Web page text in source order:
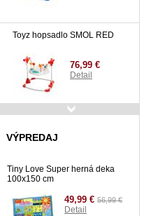
Toyz hopsadlo SMOL RED
76,99 €
Detail
pre starostlivosť dieťaťa
Detail
VÝPREDAJ
Tiny Love Super herná deka
100x150 cm
49,99 € 56,99 €
Detail